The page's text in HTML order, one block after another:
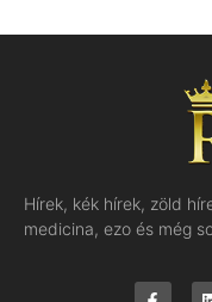
Hírek, kék hírek, zöld
medicina, ezo és még